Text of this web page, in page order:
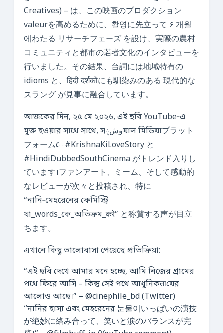
Creatives) – は、この映画のプロダクション
valeurを高めるために、촬영に先立って ۶ 개월
에わたる リサーチフェーズ を設け、実際の農村
コミュニティと都市の若者文化のインタビューを
行いました。その結果、台詞には地域特有の
idioms と、हिंदी दर्शकोंにも馴染みのある 現代的な
スラング が見事に融合しています。
আজকের দিন, ২৫ মে ২০২৬, এই ছবি YouTube‑এ
মুক্ত হওয়ার সাথে সাথে, সوش্যাল মিডিয়াプラット
フォームে #KrishnaKiLoveStory と
#HindiDubbedSouthCinema がトレンド入りし
ています।ファンアート、ミーム、そして感動的
なレビューが次々と投稿され、特に
“নানি‑মেহরেনের কেমিস্ট্রি
যা_words_কে_অতিক্রম_करे” と称賛する声が目立
ちます。
এখানে কিছু ভালোবাসা পেয়েছে প্রতিক্রিয়া:
“এই ছবি দেখে আমার মনে হচ্ছে, আমি নিজের গ্রামের
পথে ফিরে আসি – কিন্তু সেই পথে আধুনিকताয়ের
আলোও আছে।” – @cinephile_bd (Twitter)
“নানির হাস্য এবং মেহরেনের 눈물이いっぱいの演技
が絶妙に絡み合って、笑いと涙のバランスが完